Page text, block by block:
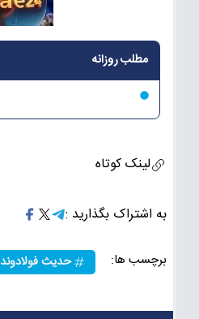
مطلب روزانه
لینک کوتاه
به اشتراک بگذارید :
برچسب ها: حدیث فولادوند